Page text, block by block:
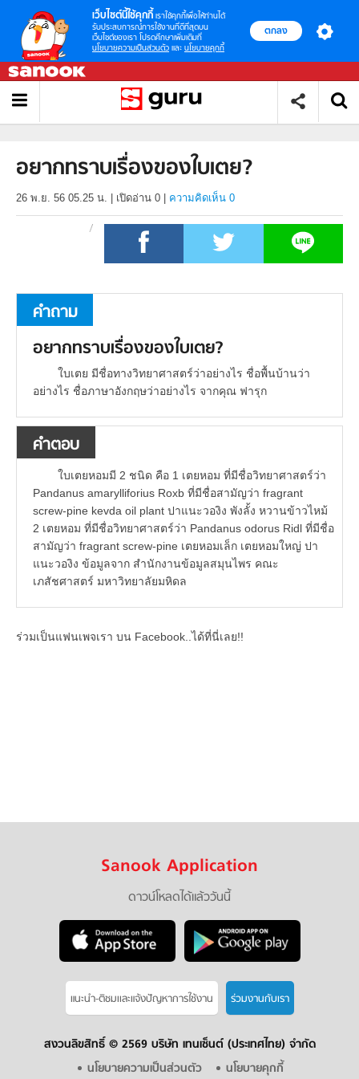
เว็บไซต์นี้ใช้คุกกี้ เราใช้คุกกี้เพื่อให้ท่านได้
รับประสบการณ์การใช้งานที่ดีที่สุดบน
เว็บไซต์ของเรา โปรดศึกษาเพิ่มเติมที่
นโยบายความเป็นส่วนตัว และ นโยบายคุกกี้
ตกลง
อยากทราบเรื่องของใบเตย?
26 พ.ย. 56 05.25 น. เปิดอ่าน 0 ความคิดเห็น 0
คำถาม
อยากทราบเรื่องของใบเตย?
ใบเตย มีชื่อทางวิทยาศาสตร์ว่าอย่างไร ชื่อพื้นบ้านว่า
อย่างไร ชื่อภาษาอังกฤษว่าอย่างไร จากคุณ ฟารุก
คำตอบ
ใบเตยหอมมี 2 ชนิด คือ 1 เตยหอม ที่มีชื่อวิทยาศาสตร์ว่า
Pandanus amarylliforius Roxb ที่มีชื่อสามัญว่า fragrant
screw-pine kevda oil plant ปาแนะวองิง พังลั้ง หวานข้าวไหม้
2 เตยหอม ที่มีชื่อวิทยาศาสตร์ว่า Pandanus odorus Ridl ที่มีชื่อ
สามัญว่า fragrant screw-pine เตยหอมเล็ก เตยหอมใหญ่ ปา
แนะวองิง ข้อมูลจาก สำนักงานข้อมูลสมุนไพร คณะ
เภสัชศาสตร์ มหาวิทยาลัยมหิดล
ร่วมเป็นแฟนเพจเรา บน Facebook..ได้ที่นี่เลย!!
Sanook Application
ดาวน์โหลดได้แล้ววันนี้
แนะนำ-ติชมเเละแจ้งปัญหาการใช้งาน ร่วมงานกับเรา
สงวนลิขสิทธิ์ © 2569 บริษัท เทนเซ็นต์ (ประเทศไทย) จำกัด
นโยบายความเป็นส่วนตัว
นโยบายคุกกี้